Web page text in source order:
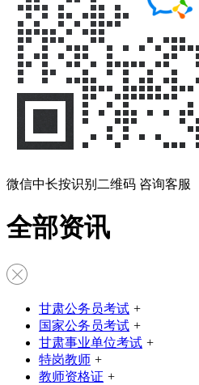
微信中长按识别二维码 咨询客服
全部资讯
甘肃公务员考试 +
国家公务员考试 +
甘肃事业单位考试 +
特岗教师 +
教师资格证 +